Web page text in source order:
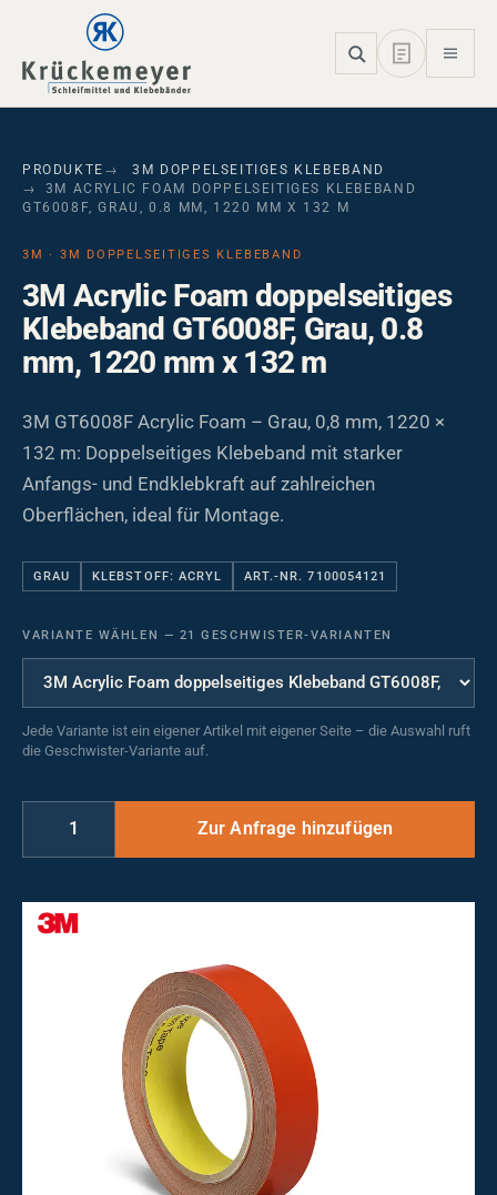
Skip to main navigation
Skip to main content
Skip to page footer
PRODUKTE
3M DOPPELSEITIGES KLEBEBAND
3M ACRYLIC FOAM DOPPELSEITIGES KLEBEBAND
GT6008F, GRAU, 0.8 MM, 1220 MM X 132 M
3M · 3M DOPPELSEITIGES KLEBEBAND
3M Acrylic Foam doppelseitiges
Klebeband GT6008F, Grau, 0.8
mm, 1220 mm x 132 m
3M GT6008F Acrylic Foam – Grau, 0,8 mm, 1220 ×
132 m: Doppelseitiges Klebeband mit starker
Anfangs- und Endklebkraft auf zahlreichen
Oberflächen, ideal für Montage.
GRAU KLEBSTOFF: ACRYL ART.-NR. 7100054121
VARIANTE WÄHLEN — 21 GESCHWISTER-VARIANTEN
Jede Variante ist ein eigener Artikel mit eigener Seite – die Auswahl ruft
die Geschwister-Variante auf.